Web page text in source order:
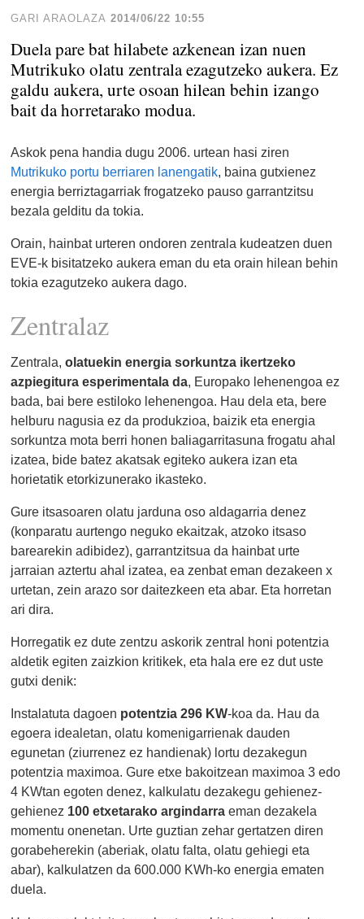
GARI ARAOLAZA 2014/06/22 10:55
Duela pare bat hilabete azkenean izan nuen
Mutrikuko olatu zentrala ezagutzeko aukera. Ez
galdu aukera, urte osoan hilean behin izango
bait da horretarako modua.
Askok pena handia dugu 2006. urtean hasi ziren
Mutrikuko portu berriaren lanengatik, baina gutxienez
energia berriztagarriak frogatzeko pauso garrantzitsu
bezala gelditu da tokia.
Orain, hainbat urteren ondoren zentrala kudeatzen duen
EVE-k bisitatzeko aukera eman du eta orain hilean behin
tokia ezagutzeko aukera dago.
Zentralaz
Zentrala,olatuekin energia sorkuntza ikertzeko
azpiegitura esperimentala da, Europako lehenengoa ez
bada, bai bere estiloko lehenengoa. Hau dela eta, bere
helburu nagusia ez da produkzioa, baizik eta energia
sorkuntza mota berri honen baliagarritasuna frogatu ahal
izatea, bide batez akatsak egiteko aukera izan eta
horietatik etorkizunerako ikasteko.
Gure itsasoaren olatu jarduna oso aldagarria denez
(konparatu aurtengo neguko ekaitzak, atzoko itsaso
barearekin adibidez), garrantzitsua da hainbat urte
jarraian aztertu ahal izatea, ea zenbat eman dezakeen x
urtetan, zein arazo sor daitezkeen eta abar. Eta horretan
ari dira.
Horregatik ez dute zentzu askorik zentral honi potentzia
aldetik egiten zaizkion kritikek, eta hala ere ez dut uste
gutxi denik:
Instalatuta dagoen potentzia 296 KW-koa da. Hau da
egoera idealetan, olatu komenigarrienak dauden
egunetan (ziurrenez ez handienak) lortu dezakegun
potentzia maximoa. Gure etxe bakoitzean maximoa 3 edo
4 KWtan egoten denez, kalkulatu dezakegu gehienez-
gehienez 100 etxetarako argindarra eman dezakela
momentu onenetan. Urte guztian zehar gertatzen diren
gorabeherekin (aberiak, olatu falta, olatu gehiegi eta
abar), kalkulatzen da 600.000 KWh-ko energia ematen
duela.